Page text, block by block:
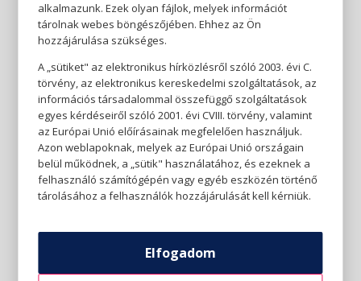
alkalmazunk. Ezek olyan fájlok, melyek információt
tárolnak webes böngészőjében. Ehhez az Ön
hozzájárulása szükséges.
A „sütiket" az elektronikus hírközlésről szóló 2003. évi C.
törvény, az elektronikus kereskedelmi szolgáltatások, az
információs társadalommal összefüggő szolgáltatások
egyes kérdéseiről szóló 2001. évi CVIII. törvény, valamint
az Európai Unió előírásainak megfelelően használjuk.
Azon weblapoknak, melyek az Európai Unió országain
belül működnek, a „sütik" használatához, és ezeknek a
felhasználó számítógépén vagy egyéb eszközén történő
tárolásához a felhasználók hozzájárulását kell kérniük.
Elfogadom